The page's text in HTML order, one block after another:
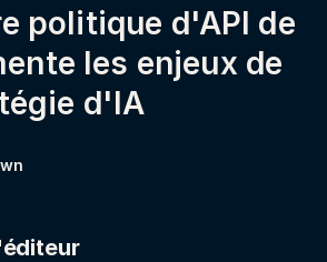
politique d'API de
les enjeux de
d'IA